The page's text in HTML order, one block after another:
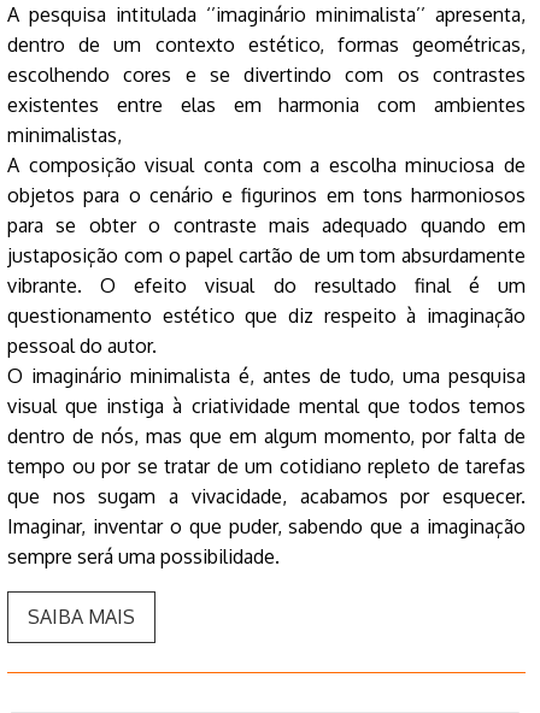
A pesquisa intitulada ‘’imaginário minimalista’’ apresenta,
dentro de um contexto estético, formas geométricas,
escolhendo cores e se divertindo com os contrastes
existentes entre elas em harmonia com ambientes
minimalistas,
A composição visual conta com a escolha minuciosa de
objetos para o cenário e figurinos em tons harmoniosos
para se obter o contraste mais adequado quando em
justaposição com o papel cartão de um tom absurdamente
vibrante. O efeito visual do resultado final é um
questionamento estético que diz respeito à imaginação
pessoal do autor.
O imaginário minimalista é, antes de tudo, uma pesquisa
visual que instiga à criatividade mental que todos temos
dentro de nós, mas que em algum momento, por falta de
tempo ou por se tratar de um cotidiano repleto de tarefas
que nos sugam a vivacidade, acabamos por esquecer.
Imaginar, inventar o que puder, sabendo que a imaginação
sempre será uma possibilidade.
SAIBA MAIS